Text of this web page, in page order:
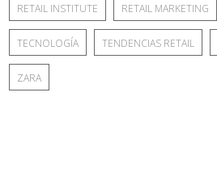
RETAIL INSTITUTE RETAIL MARKETING
TECNOLOGÍA TENDENCIAS RETAIL
ZARA